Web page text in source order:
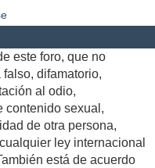
este foro, que no
difamatorio,
al odio,
contenido sexual,
de otra persona,
ley internacional
está de acuerdo